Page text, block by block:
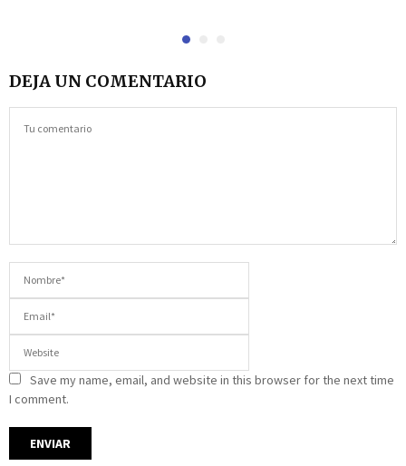
DEJA UN COMENTARIO
Save my name, email, and website in this browser for the next time
I comment.